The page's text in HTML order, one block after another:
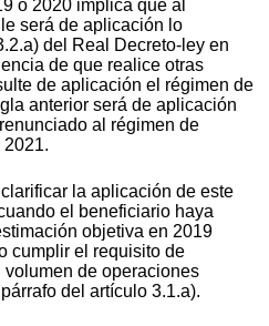
o 2020 implica que al
será de aplicación lo
del Real Decreto-ley en
de que realice otras
de aplicación el régimen de
anterior será de aplicación
al régimen de
la aplicación de este
el beneficiario haya
objetiva en 2019
cumplir el requisito de
de operaciones
del artículo 3.1.a).